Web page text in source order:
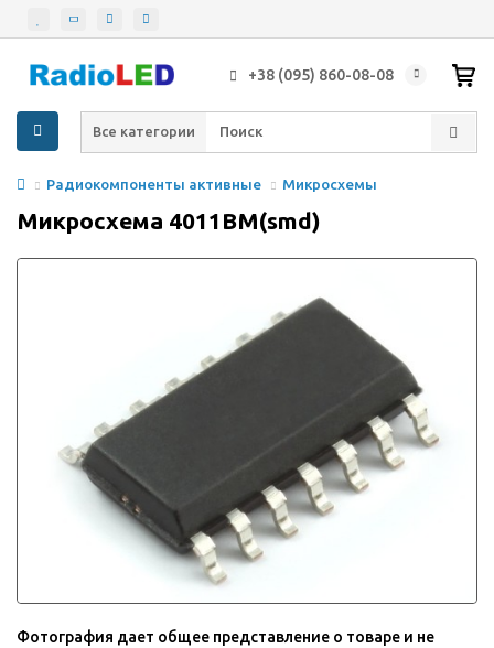
+38 (095) 860-08-08
Все категории
Радиокомпоненты активные Микросхемы
Микросхема 4011BM(smd)
Фотография дает общее представление о товаре и не